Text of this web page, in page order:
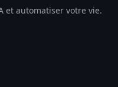
et automatiser votre vie.